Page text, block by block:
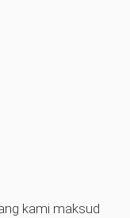
kami maksud